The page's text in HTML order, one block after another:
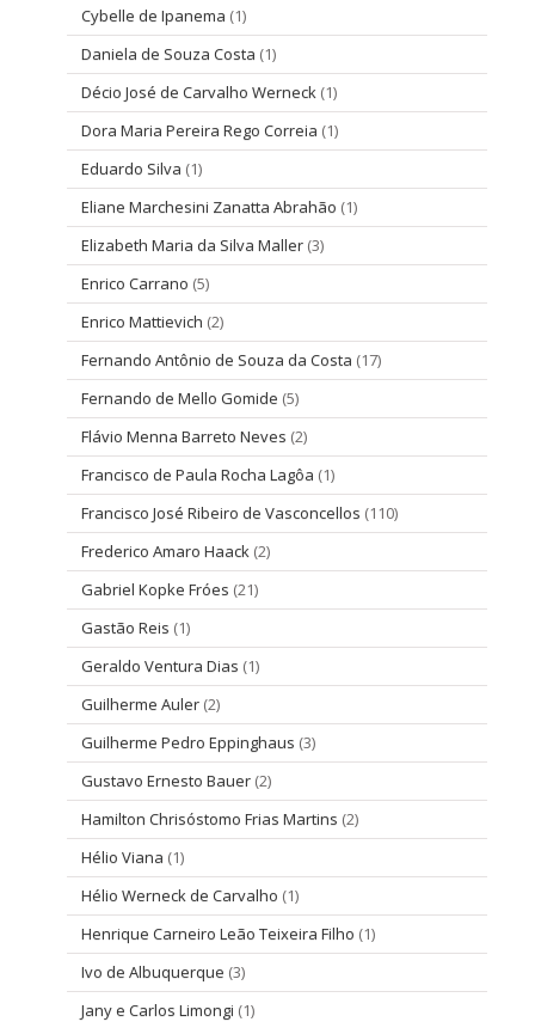
Cybelle de Ipanema (1)
Daniela de Souza Costa (1)
Décio José de Carvalho Werneck (1)
Dora Maria Pereira Rego Correia (1)
Eduardo Silva (1)
Eliane Marchesini Zanatta Abrahão (1)
Elizabeth Maria da Silva Maller (3)
Enrico Carrano (5)
Enrico Mattievich (2)
Fernando Antônio de Souza da Costa (17)
Fernando de Mello Gomide (5)
Flávio Menna Barreto Neves (2)
Francisco de Paula Rocha Lagôa (1)
Francisco José Ribeiro de Vasconcellos (110)
Frederico Amaro Haack (2)
Gabriel Kopke Fróes (21)
Gastão Reis (1)
Geraldo Ventura Dias (1)
Guilherme Auler (2)
Guilherme Pedro Eppinghaus (3)
Gustavo Ernesto Bauer (2)
Hamilton Chrisóstomo Frias Martins (2)
Hélio Viana (1)
Hélio Werneck de Carvalho (1)
Henrique Carneiro Leão Teixeira Filho (1)
Ivo de Albuquerque (3)
Jany e Carlos Limongi (1)